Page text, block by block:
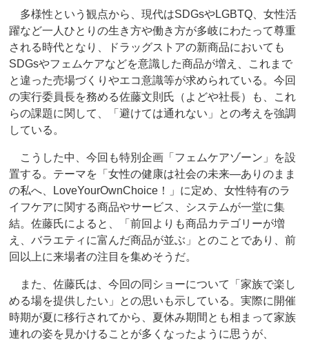
多様性という観点から、現代はSDGsやLGBTQ、女性活
躍など一人ひとりの生き方や働き方が多岐にわたって尊重
される時代となり、ドラッグストアの新商品においても
SDGsやフェムケアなどを意識した商品が増え、これまで
と違った売場づくりやエコ意識等が求められている。今回
の実行委員長を務める佐藤文則氏（よどや社長）も、これ
らの課題に関して、「避けては通れない」との考えを強調
している。
こうした中、今回も特別企画「フェムケアゾーン」を設
置する。テーマを「女性の健康は社会の未来―ありのまま
の私へ、LoveYourOwnChoice！」に定め、女性特有のラ
イフケアに関する商品やサービス、システムが一堂に集
結。佐藤氏によると、「前回よりも商品カテゴリーが増
え、バラエティに富んだ商品が並ぶ」とのことであり、前
回以上に来場者の注目を集めそうだ。
また、佐藤氏は、今回の同ショーについて「家族で楽し
める場を提供したい」との思いも示している。実際に開催
時期が夏に移行されてから、夏休み期間とも相まって家族
連れの姿を見かけることが多くなったように思うが、